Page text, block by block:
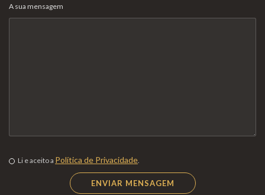
A sua mensagem
Li e aceito a Política de Privacidade.